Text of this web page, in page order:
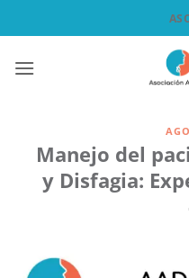
al
Manejo del
y Disfagia: